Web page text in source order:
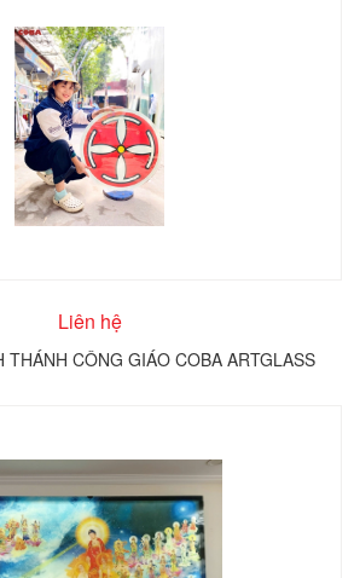
Liên hệ
THÁNH CÔNG GIÁO COBA ARTGLASS